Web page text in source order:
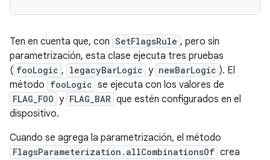
Ten en cuenta que, con SetFlagsRule , pero sin
parametrización, esta clase ejecuta tres pruebas
( fooLogic , legacyBarLogic y newBarLogic ). El
método fooLogic se ejecuta con los valores de
FLAG_FOO y FLAG_BAR que estén configurados en el
dispositivo.
Cuando se agrega la parametrización, el método
FlagsParameterization.allCombinationsOf crea